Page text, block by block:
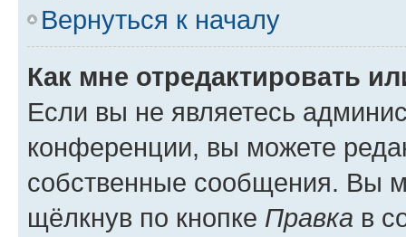
Вернуться к началу
Как мне отредактировать
Если вы не являетесь
конференции, вы можете
собственные сообщения. Вы
щёлкнув по кнопке Правка в